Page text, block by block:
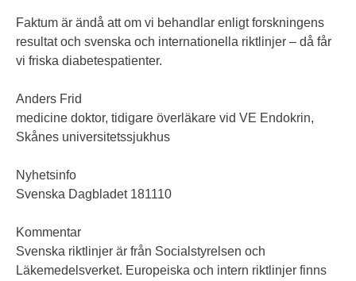
Faktum är ändå att om vi behandlar enligt forskningens
resultat och svenska och internationella riktlinjer – då får
vi friska diabetespatienter.
Anders Frid
medicine doktor, tidigare överläkare vid VE Endokrin,
Skånes universitetssjukhus
Nyhetsinfo
Svenska Dagbladet 181110
Kommentar
Svenska riktlinjer är från Socialstyrelsen och
Läkemedelsverket. Europeiska och intern riktlinjer finns